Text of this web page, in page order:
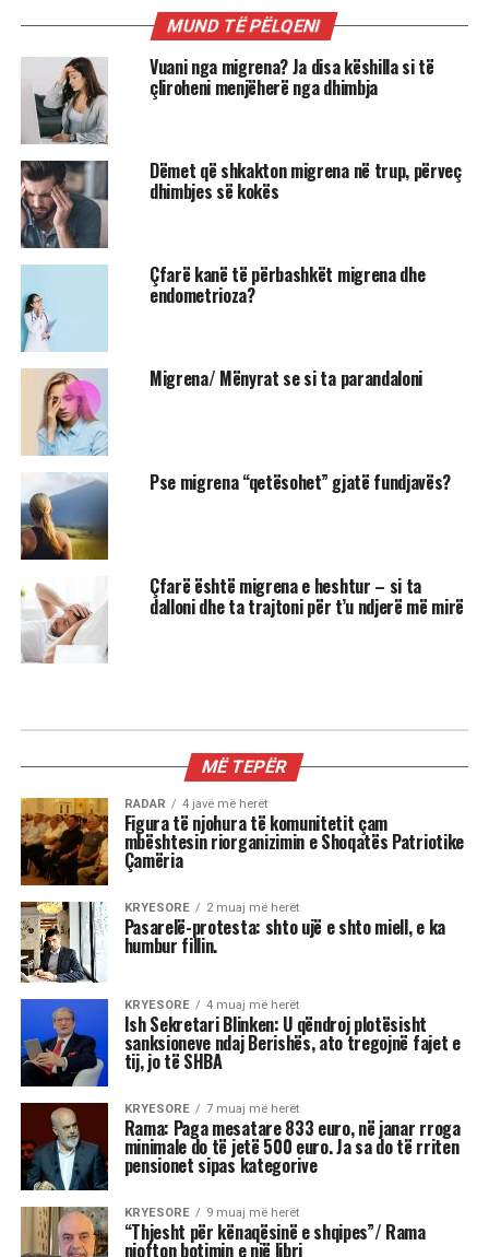
MUND TË PËLQENI
Vuani nga migrena? Ja disa këshilla si të
çliroheni menjëherë nga dhimbja
Dëmet që shkakton migrena në trup, përveç
dhimbjes së kokës
Çfarë kanë të përbashkët migrena dhe
endometrioza?
Migrena/ Mënyrat se si ta parandaloni
Pse migrena “qetësohet” gjatë fundjavës?
Çfarë është migrena e heshtur – si ta
dalloni dhe ta trajtoni për t’u ndjerë më mirë
3 shenjat më xheloze të horoskopit
Astrologjia tregon se disa shenja të zodiakut
janë më të prirura të përjetojnë xhelozi, për
shkak të pasigurisë, krenarisë ose nevojës së
fortë për njohje.
Kjo dinamikë shpesh sjell tensione dhe konflikte,
si në jetën personale, ashtu edhe në atë
profesionale.
Më poshtë janë tre shenjat e zodiakut që